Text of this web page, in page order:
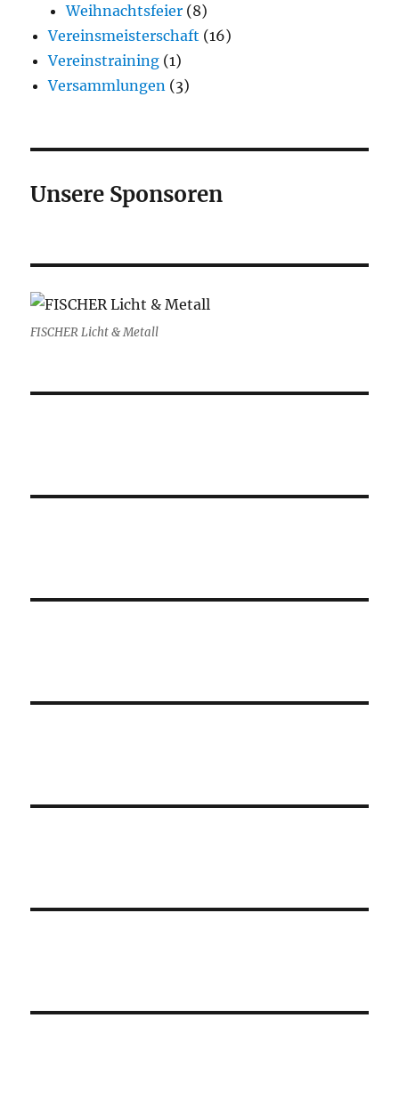
Weihnachtsfeier (8)
Vereinsmeisterschaft (16)
Vereinstraining (1)
Versammlungen (3)
Unsere Sponsoren
FISCHER Licht & Metall